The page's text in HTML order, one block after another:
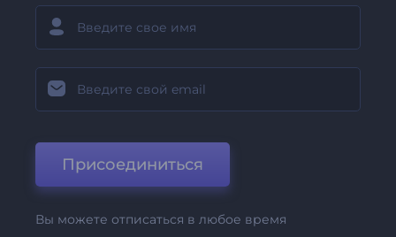
Присоединиться
Вы можете отписаться в любое время